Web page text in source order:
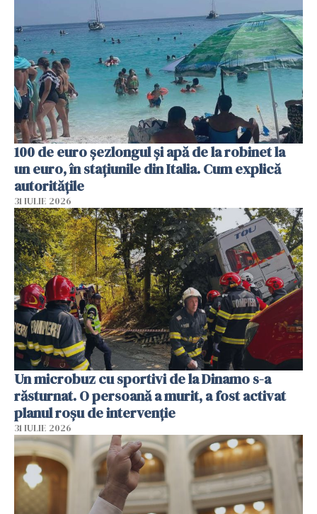
100 de euro șezlongul și apă de la robinet la
un euro, în stațiunile din Italia. Cum explică
autoritățile
31 IULIE 2026
Un microbuz cu sportivi de la Dinamo s-a
răsturnat. O persoană a murit, a fost activat
planul roșu de intervenție
31 IULIE 2026